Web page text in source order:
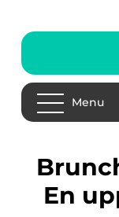
Menu
Brunch på Östermalm:
En